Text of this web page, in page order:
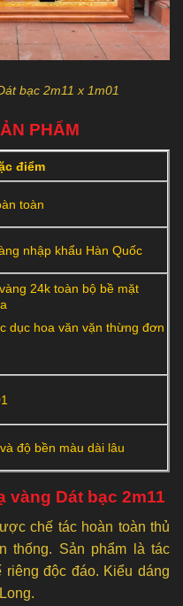
bạc 2m11 x 1m01
PHẨM
điểm
toàn
nhập khẩu Hàn Quốc
24k toàn bộ bề mặt
dục hoa văn vặn thừng đơn
độ bền màu dài lâu
vàng Dát bạc 2m11
chế tác hoàn toàn thủ
thống. Sản phẩm là tác
độc đáo. Kiểu dáng